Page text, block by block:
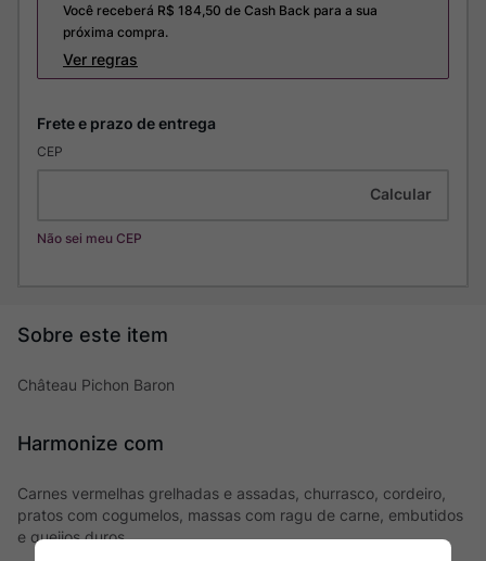
Você receberá R$ 184,50 de Cash Back para a sua
próxima compra.
Ver regras
CEP
Não sei meu CEP
Château Pichon Baron
Harmonize com
Carnes vermelhas grelhadas e assadas, churrasco, cordeiro,
pratos com cogumelos, massas com ragu de carne, embutidos
e queijos duros.